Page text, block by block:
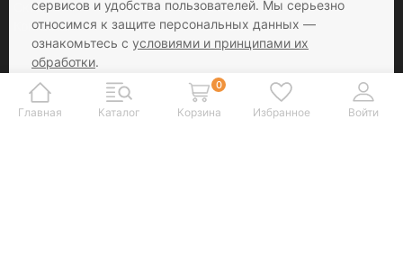
Скидки
Контакты
Новости
Статьи
Соцсети Принимаем к оплате
сервисов и удобства пользователей. Мы серьезно
относимся к защите персональных данных —
ознакомьтесь с условиями и принципами их
обработки.
Вы можете запретить сохранение cookie в
настройках своего браузера.
Главная Каталог
0
Корзина Избранное Войти